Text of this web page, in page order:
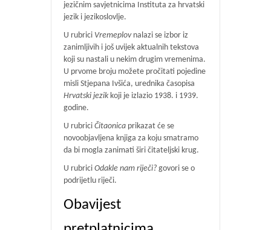
jezičnim savjetnicima Instituta za hrvatski
jezik i jezikoslovlje.
U rubrici Vremeplovnalazi se izbor iz
zanimljivih i još uvijek aktualnih tekstova
koji su nastali u nekim drugim vremenima.
U prvome broju možete pročitati pojedine
misli Stjepana Ivšića, urednika časopisa
Hrvatski jezik koji je izlazio 1938. i 1939.
godine.
U rubrici Čitaonica prikazat će se
novoobjavljena knjiga za koju smatramo
da bi mogla zanimati širi čitateljski krug.
U rubrici Odakle nam riječi? govori se o
podrijetlu riječi.
Obavijest